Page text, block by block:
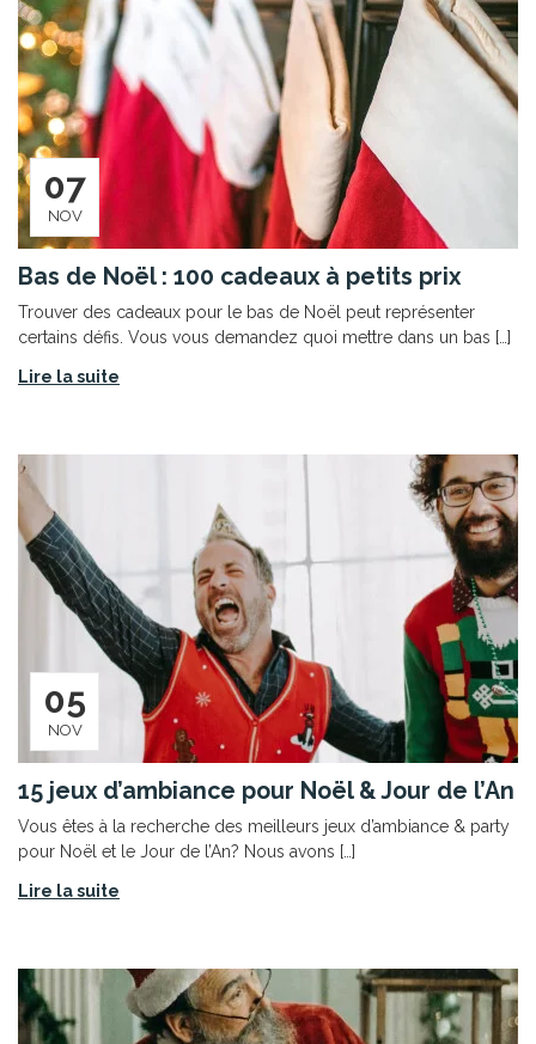
07
NOV
Bas de Noël : 100 cadeaux à petits prix
Trouver des cadeaux pour le bas de Noël peut représenter
certains défis. Vous vous demandez quoi mettre dans un bas […]
Lire la suite
05
NOV
15 jeux d’ambiance pour Noël & Jour de l’An
Vous êtes à la recherche des meilleurs jeux d’ambiance & party
pour Noël et le Jour de l’An? Nous avons […]
Lire la suite